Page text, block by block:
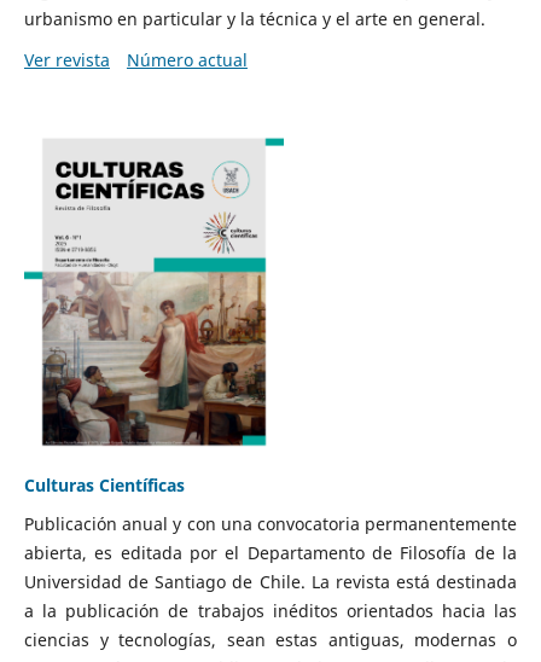
urbanismo en particular y la técnica y el arte en general.
Ver revista
Número actual
Culturas Científicas
Publicación anual y con una convocatoria permanentemente
abierta, es editada por el Departamento de Filosofía de la
Universidad de Santiago de Chile. La revista está destinada
a la publicación de trabajos inéditos orientados hacia las
ciencias y tecnologías, sean estas antiguas, modernas o